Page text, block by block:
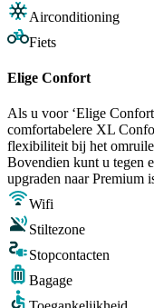
Airconditioning
Fiets
Elige Confort
Als u voor ‘Elige
comfortabelere XL
flexibiliteit bij het
Bovendien kunt u tegen
upgraden naar Premium
Wifi
Stiltezone
Stopcontacten
Bagage